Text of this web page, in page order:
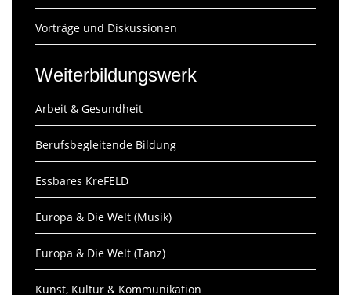
Vorträge und Diskussionen
Weiterbildungswerk
Arbeit & Gesundheit
Berufsbegleitende Bildung
Essbares KreFELD
Europa & Die Welt (Musik)
Europa & Die Welt (Tanz)
Kunst, Kultur & Kommunikation